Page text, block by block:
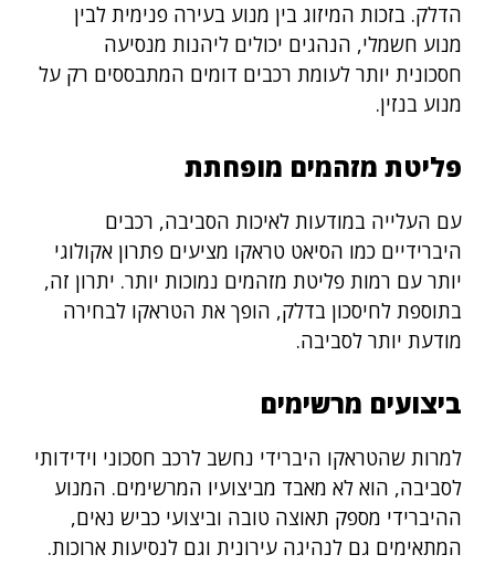
הדלק. בזכות המיזוג בין מנוע בעירה פנימית לבין
מנוע חשמלי, הנהגים יכולים ליהנות מנסיעה
חסכונית יותר לעומת רכבים דומים המתבססים רק על
מנוע בנזין.
פליטת מזהמים מופחתת
עם העלייה במודעות לאיכות הסביבה, רכבים
היברידיים כמו הסיאט טראקו מציעים פתרון אקולוגי
יותר עם רמות פליטת מזהמים נמוכות יותר. יתרון זה,
בתוספת לחיסכון בדלק, הופך את הטראקו לבחירה
מודעת יותר לסביבה.
ביצועים מרשימים
למרות שהטראקו היברידי נחשב לרכב חסכוני וידידותי
לסביבה, הוא לא מאבד מביצועיו המרשימים. המנוע
ההיברידי מספק תאוצה טובה וביצועי כביש נאים,
המתאימים גם לנהיגה עירונית וגם לנסיעות ארוכות.